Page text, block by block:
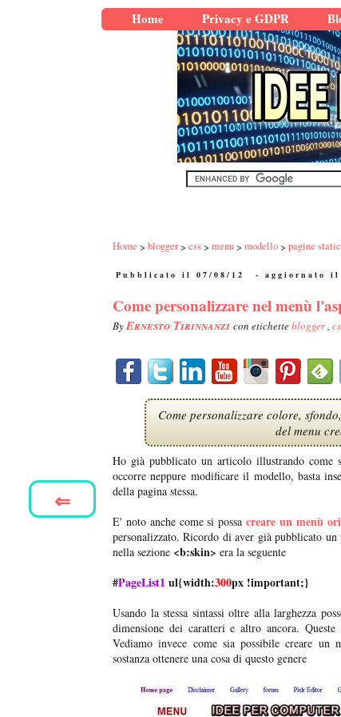
Home Privacy e GDPR
Home blogger css menu modello pagine
Pubblicato il 07/08/12 - aggiornato il
Come personalizzare nel menù
ByErnesto Tirinnanzi con etichetteblogger,
Come personalizzare colore,
del menu
Ho già pubblicato un articolo illustrando come
occorre neppure modificare il modello, basta
della pagina stessa.
E' noto anche come si possacreare un menù
personalizzato. Ricordo di aver già pubblicato un
nella sezione <b:skin> era la seguente
#PageList1 ul{width:300px !important;}
Usando la stessa sintassi oltre alla larghezza
dimensione dei caratteri e altro ancora.
Vediamo invece come sia possibile creare un
sostanza ottenere una cosa di questo genere
⇐